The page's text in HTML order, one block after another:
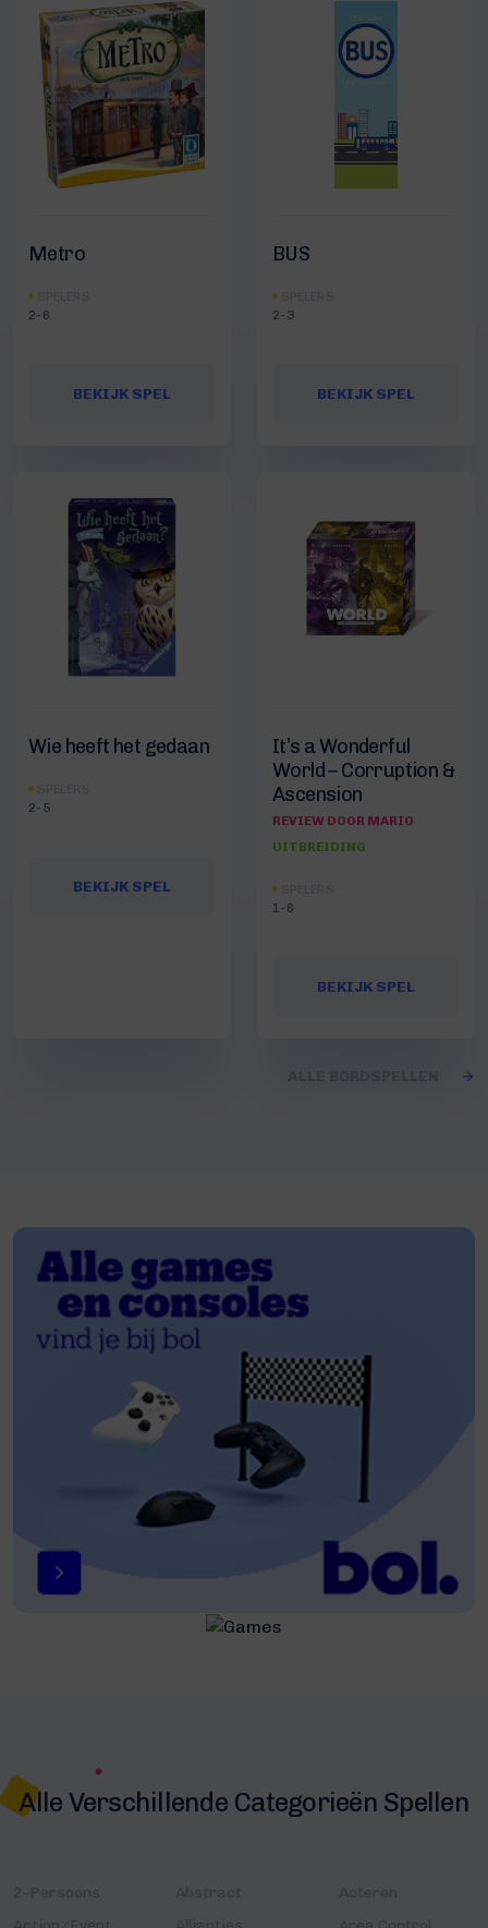
Metro
2-6
BEKIJK SPEL
BUS
2-3
BEKIJK SPEL
Wie heeft het gedaan
2-5
BEKIJK SPEL
It’s a Wonderful
World – Corruption &
Ascension
REVIEW DOOR MARIO
UITBREIDING
1-6
BEKIJK SPEL
Alle Verschillende Categorieën Spellen